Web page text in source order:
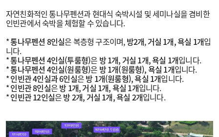
자연친화적인 통나무펜션과 현대식 숙박시설 및 세미나실을 겸비한
인빈관에서 숙박을 체험할 수 있습니다.
*통나무펜션 8인실은 복층형 구조이며,방2개,거실 1개, 욕실 1개입
니다.
*통나무펜션 4인실(투룸형)은 방 1개, 거실 1개, 욕실 1개입니다.
*통나무펜션 4인실(원룸형)은 방 1개(원룸형), 욕실 1개입니다.
*인빈관 4인실과 6인실은방 1개(원룸형), 욕실 1개입니다.
*인빈관 8인실은방 1개, 거실 1개, 욕실 1개입니다.
*인빈관 12인실은방 2개, 거실 1개, 욕실 2개입니다.